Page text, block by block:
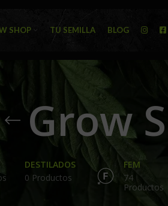
SHOP TU SEMILLA BLOG
Grow
DESTILADOS
0 Productos
FEM
74
Productos